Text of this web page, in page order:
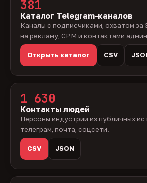
381
Каталог Telegram-каналов
Каналы с подписчиками, охватом за
на рекламу, CPM и контактами
Открыть каталог CSV
1 630
Контакты людей
Персоны индустрии из публичных
телеграм, почта, соцсети.
CSV JSON